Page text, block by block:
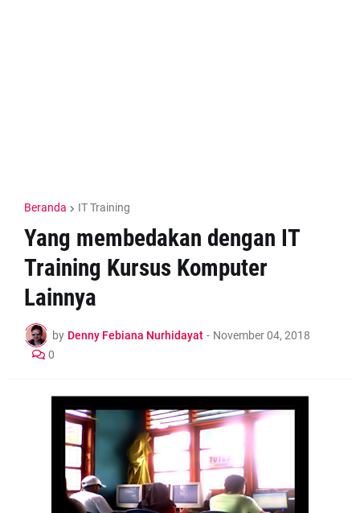
Beranda IT Training
Yang membedakan dengan IT
Training Kursus Komputer
Lainnya
by Denny Febiana Nurhidayat - November 04, 2018
0